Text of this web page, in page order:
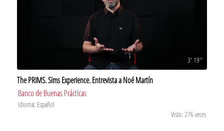
3' 19''
The PRIMS. Sims Experience. Entrevista a Noé Martín
Banco de Buenas Prácticas
Idioma: Español
Visto: 276 veces